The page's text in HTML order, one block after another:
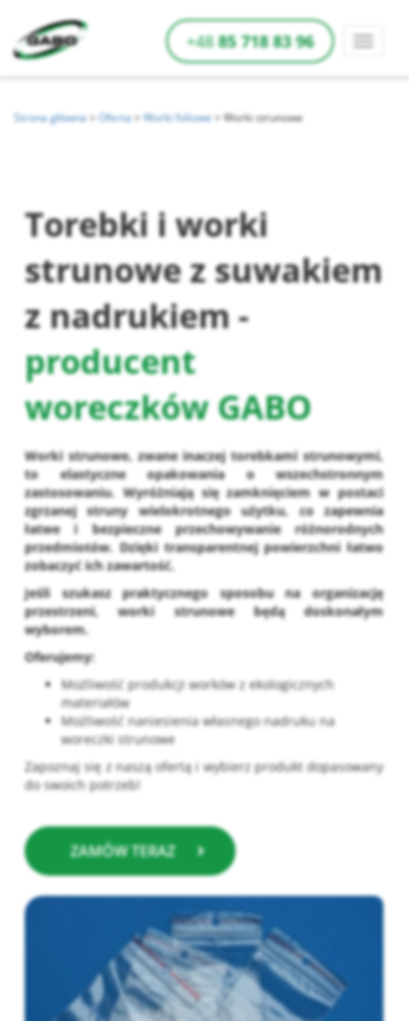
+4885 718 83 96
Strona główna>Oferta> Worki foliowe > Worki strunowe
Torebki i worki
strunowe z suwakiem
z nadrukiem -
producent
woreczków GABO
Worki strunowe, zwane inaczej torebkami strunowymi,
to elastyczne opakowania o wszechstronnym
zastosowaniu. Wyróżniają się zamknięciem w postaci
zgrzanej struny wielokrotnego użytku, co zapewnia
łatwe i bezpieczne przechowywanie różnorodnych
przedmiotów. Dzięki transparentnej powierzchni łatwo
zobaczyć ich zawartość.
Jeśli szukasz praktycznego sposobu na organizację
przestrzeni, worki strunowe będą doskonałym
wyborem.
Oferujemy:
Możliwość produkcji worków z ekologicznych
materiałów
Możliwość naniesienia własnego nadruku na
woreczki strunowe
Zapoznaj się z naszą ofertą i wybierz produkt dopasowany
do swoich potrzeb!
ZAMÓW TERAZ